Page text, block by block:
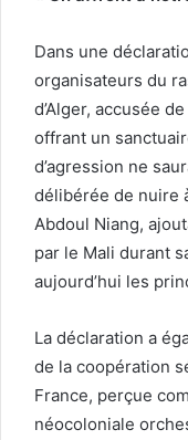
Dans une
organisateurs du
d’Alger, accusée
offrant un
d’agression ne
délibérée de nuire
Abdoul Niang,
par le Mali durant
aujourd’hui les
La déclaration a
de la coopération
France, perçue
néocoloniale